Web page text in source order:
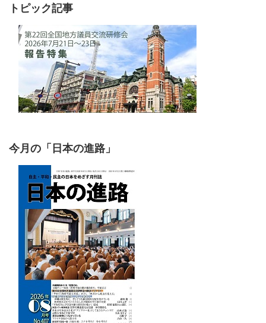
トピック記事
今月の「日本の進路」